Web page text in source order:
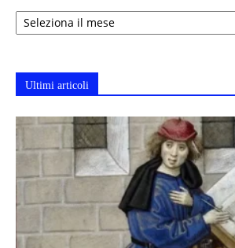
Archivi
Ultimi articoli